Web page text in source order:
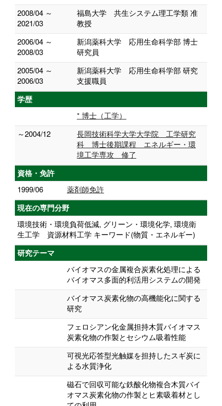
2008/04 ～
2021/03
福島大学 共生システム理工学類 准
教授
2006/04 ～
2008/03
新潟薬科大学 応用生命科学部 博士
研究員
2005/04 ～
2006/03
新潟薬科大学 応用生命科学部 研究
支援職員
学歴
* 博士（工学）
～2004/12
長岡技術科学大学大学院 工学研究
科 博士後期課程 エネルギー・環
境工学専攻 修了
資格・免許
1999/06 薬剤師免許
現在の専門分野
環境技術・環境負荷低減, グリーン・環境化学, 環境衛
生工学 資源材料工学 キーワード(物質・エネルギー)
研究テーマ
バイオマスの金属複合炭素化処理による
バイオマス多面的利活用システムの開発
バイオマス炭素化物の高機能化に関する
研究
フェロシアン化金属担持木質バイオマス
炭素化物の作製とセシウム吸着性能
可視光応答型光触媒を担持したスギ炭に
よる水質浄化
磁石で回収可能な鉄酸化物複合木質バイ
オマス炭素化物の作製とヒ素吸着材とし